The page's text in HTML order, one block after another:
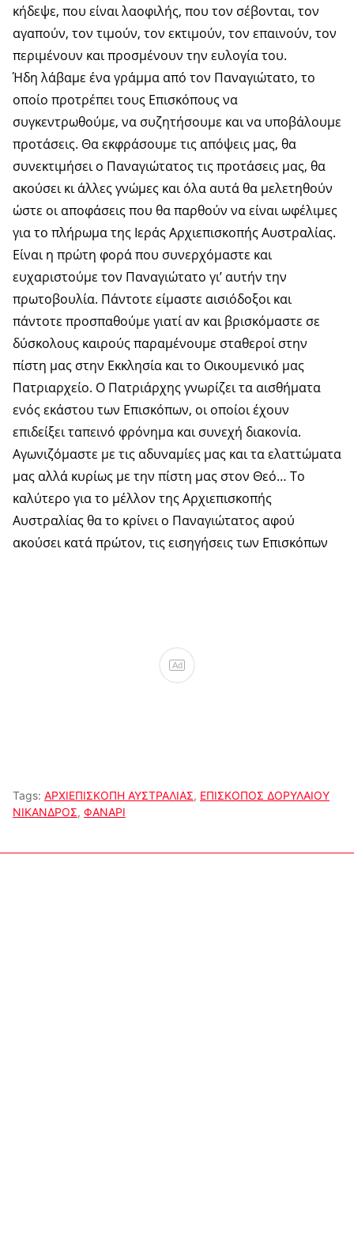
κήδεψε, που είναι λαοφιλής, που τον σέβονται, τον
αγαπούν, τον τιμούν, τον εκτιμούν, τον επαινούν, τον
περιμένουν και προσμένουν την ευλογία του.
Ήδη λάβαμε ένα γράμμα από τον Παναγιώτατο, το
οποίο προτρέπει τους Επισκόπους να
συγκεντρωθούμε, να συζητήσουμε και να υποβάλουμε
προτάσεις. Θα εκφράσουμε τις απόψεις μας, θα
συνεκτιμήσει ο Παναγιώτατος τις προτάσεις μας, θα
ακούσει κι άλλες γνώμες και όλα αυτά θα μελετηθούν
ώστε οι αποφάσεις που θα παρθούν να είναι ωφέλιμες
για το πλήρωμα της Ιεράς Αρχιεπισκοπής Αυστραλίας.
Είναι η πρώτη φορά που συνερχόμαστε και
ευχαριστούμε τον Παναγιώτατο γι’ αυτήν την
πρωτοβουλία. Πάντοτε είμαστε αισιόδοξοι και
πάντοτε προσπαθούμε γιατί αν και βρισκόμαστε σε
δύσκολους καιρούς παραμένουμε σταθεροί στην
πίστη μας στην Εκκλησία και το Οικουμενικό μας
Πατριαρχείο. Ο Πατριάρχης γνωρίζει τα αισθήματα
ενός εκάστου των Επισκόπων, οι οποίοι έχουν
επιδείξει ταπεινό φρόνημα και συνεχή διακονία.
Αγωνιζόμαστε με τις αδυναμίες μας και τα ελαττώματα
μας αλλά κυρίως με την πίστη μας στον Θεό… Το
καλύτερο για το μέλλον της Αρχιεπισκοπής
Αυστραλίας θα το κρίνει ο Παναγιώτατος αφού
ακούσει κατά πρώτον, τις εισηγήσεις των Επισκόπων
Ad
Tags: ΑΡΧΙΕΠΙΣΚΟΠΗ ΑΥΣΤΡΑΛΙΑΣ, ΕΠΙΣΚΟΠΟΣ ΔΟΡΥΛΑΙΟΥ
ΝΙΚΑΝΔΡΟΣ, ΦΑΝΑΡΙ